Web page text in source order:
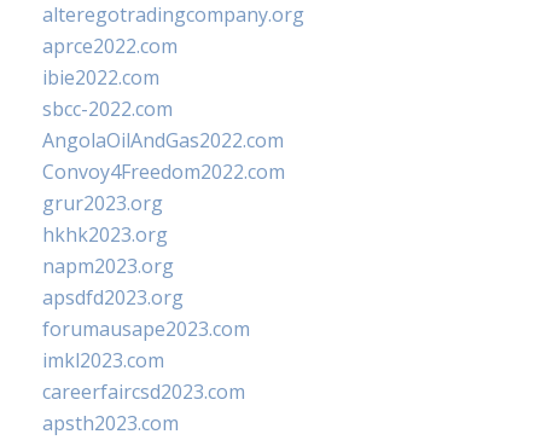
alteregotradingcompany.org
aprce2022.com
ibie2022.com
sbcc-2022.com
AngolaOilAndGas2022.com
Convoy4Freedom2022.com
grur2023.org
hkhk2023.org
napm2023.org
apsdfd2023.org
forumausape2023.com
imkl2023.com
careerfaircsd2023.com
apsth2023.com